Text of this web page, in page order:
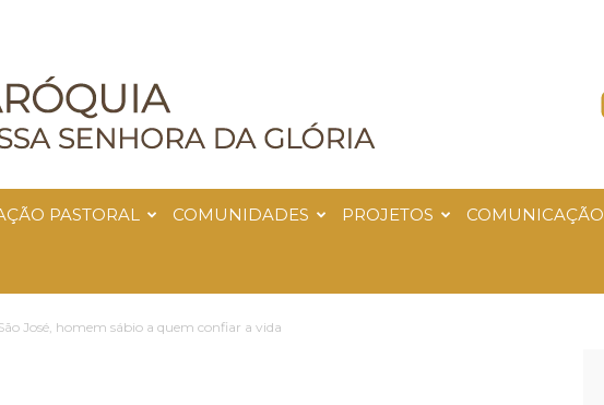
PASTORAL COMUNIDADES PROJETOS COMUNICAÇÃO
José, homem sábio a quem confiar a vida